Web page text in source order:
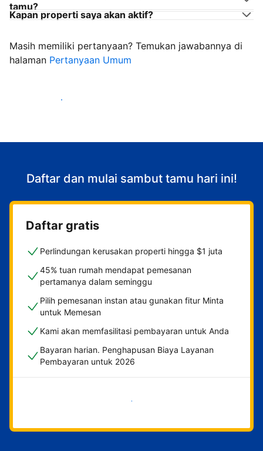
tamu?
Kapan properti saya akan aktif?
Masih memiliki pertanyaan? Temukan jawabannya di
halaman Pertanyaan Umum
Mulai sambut tamu
Daftar dan mulai sambut tamu hari ini!
Daftar gratis
Perlindungan kerusakan properti hingga $1 juta
45% tuan rumah mendapat pemesanan
pertamanya dalam seminggu
Pilih pemesanan instan atau gunakan fitur Minta
untuk Memesan
Kami akan memfasilitasi pembayaran untuk Anda
Bayaran harian. Penghapusan Biaya Layanan
Pembayaran untuk 2026
Mulai sekarang